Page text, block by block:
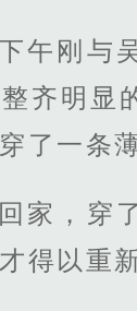
午刚与
齐明显
了一条
家，穿
得以重